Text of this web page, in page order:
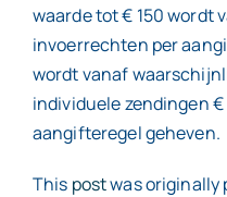
waarde tot € 150 wordt
invoerrechten per
wordt vanaf
individuele zendingen
aangifteregel geheven.
This postwas originally